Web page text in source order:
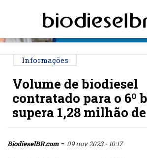
Informações
Volume de biodiesel
contratado para o 6º
supera 1,28 milhão
BiodieselBR.com- 09 nov 2023 - 10:17